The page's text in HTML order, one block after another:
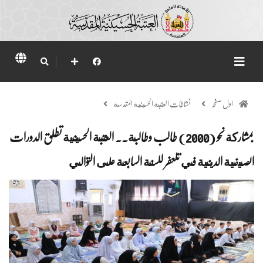
اول صفحہ نشاطات العتبة الحسينية المقدسة
بمشاركة نحو (2000) طالب وطالبة.. العتبة الحسينية تطلق الدورات
الصيفية الدينية في تلعفر للسنة السابعة على التوالي